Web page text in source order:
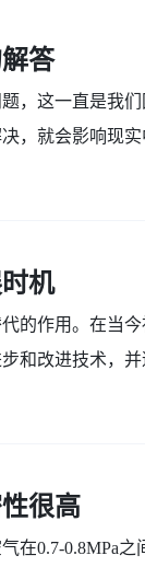
答
，这一直是我
，就会影响现
机
的作用。在当
和改进技术，
很高
在0.7-0.8MPa